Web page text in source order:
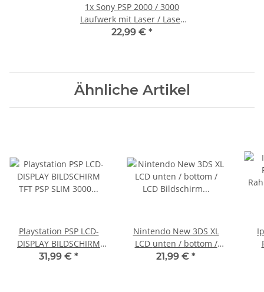
1x Sony PSP 2000 / 3000
Laufwerk mit Laser / Laser
Lens - 420BAA
22,99 € *
Ähnliche Artikel
Playstation PSP LCD-
DISPLAY BILDSCHIRM
TFT PSP SLIM 3000 -
31,99 € *
Nintendo New 3DS XL
LCD unten / bottom /
LCD Bildschirm Display
21,99 € *